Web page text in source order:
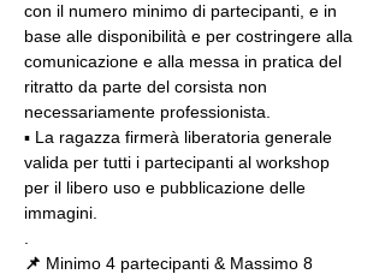
con il numero minimo di partecipanti, e in
base alle disponibilità e per costringere alla
comunicazione e alla messa in pratica del
ritratto da parte del corsista non
necessariamente professionista.
▪️ La ragazza firmerà liberatoria generale
valida per tutti i partecipanti al workshop
per il libero uso e pubblicazione delle
immagini.
📌 Minimo 4 partecipanti & Massimo 8